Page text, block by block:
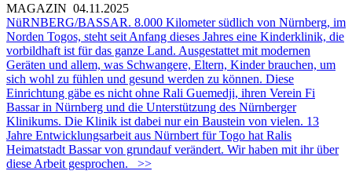
MAGAZIN 04.11.2025
NüRNBERG/BASSAR. 8.000 Kilometer südlich von Nürnberg, im
Norden Togos, steht seit Anfang dieses Jahres eine Kinderklinik, die
vorbildhaft ist für das ganze Land. Ausgestattet mit modernen
Geräten und allem, was Schwangere, Eltern, Kinder brauchen, um
sich wohl zu fühlen und gesund werden zu können. Diese
Einrichtung gäbe es nicht ohne Rali Guemedji, ihren Verein Fi
Bassar in Nürnberg und die Unterstützung des Nürnberger
Klinikums. Die Klinik ist dabei nur ein Baustein von vielen. 13
Jahre Entwicklungsarbeit aus Nürnbert für Togo hat Ralis
Heimatstadt Bassar von grundauf verändert. Wir haben mit ihr über
diese Arbeit gesprochen.
>>